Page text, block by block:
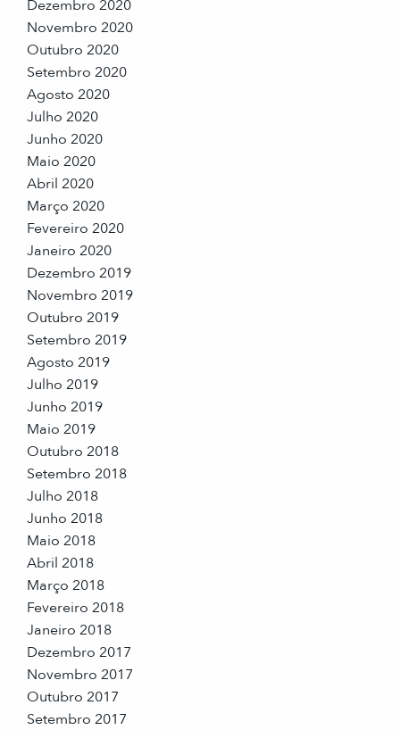
Dezembro 2020
Novembro 2020
Outubro 2020
Setembro 2020
Agosto 2020
Julho 2020
Junho 2020
Maio 2020
Abril 2020
Março 2020
Fevereiro 2020
Janeiro 2020
Dezembro 2019
Novembro 2019
Outubro 2019
Setembro 2019
Agosto 2019
Julho 2019
Junho 2019
Maio 2019
Outubro 2018
Setembro 2018
Julho 2018
Junho 2018
Maio 2018
Abril 2018
Março 2018
Fevereiro 2018
Janeiro 2018
Dezembro 2017
Novembro 2017
Outubro 2017
Setembro 2017